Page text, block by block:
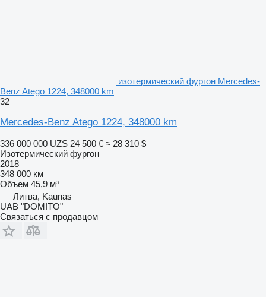
изотермический фургон Mercedes-
Benz Atego 1224, 348000 km
32
Mercedes-Benz Atego 1224, 348000 km
336 000 000 UZS 24 500 € ≈ 28 310 $
Изотермический фургон
2018
348 000 км
Объем 45,9 м³
Литва, Kaunas
UAB "DOMITO"
Связаться с продавцом